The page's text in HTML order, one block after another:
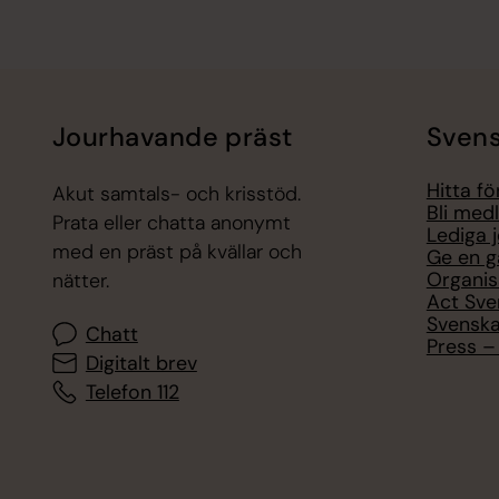
Jourhavande präst
Akut samtals- och krisstöd.
Prata eller chatta anonymt
med en präst på kvällar och
nätter.
Chatt
Digitalt brev
Telefon 112
Hitta
Bli
Lediga
Ge en
Act
Press